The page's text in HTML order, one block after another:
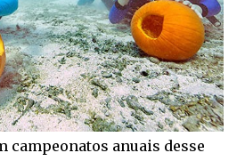
campeonatos anuais desse